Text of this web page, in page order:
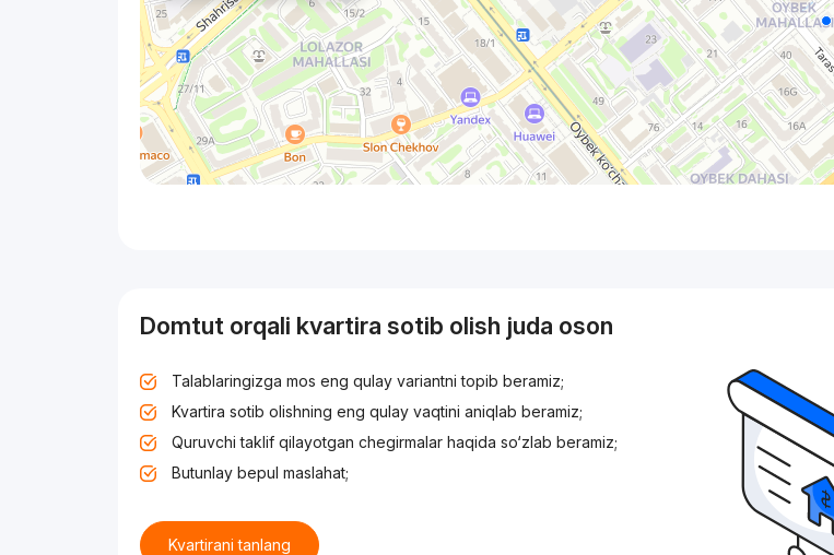
Domtut orqali kvartira sotib olish juda oson
Talablaringizga mos eng qulay variantni topib beramiz;
Kvartira sotib olishning eng qulay vaqtini aniqlab beramiz;
Quruvchi taklif qilayotgan chegirmalar haqida so‘zlab beramiz;
Butunlay bepul maslahat;
Kvartirani tanlang